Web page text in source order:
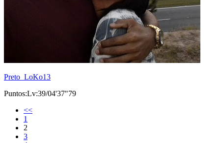
Preto_LoKo13
Puntos:Lv:39/04'37"79
<<
1
2
3